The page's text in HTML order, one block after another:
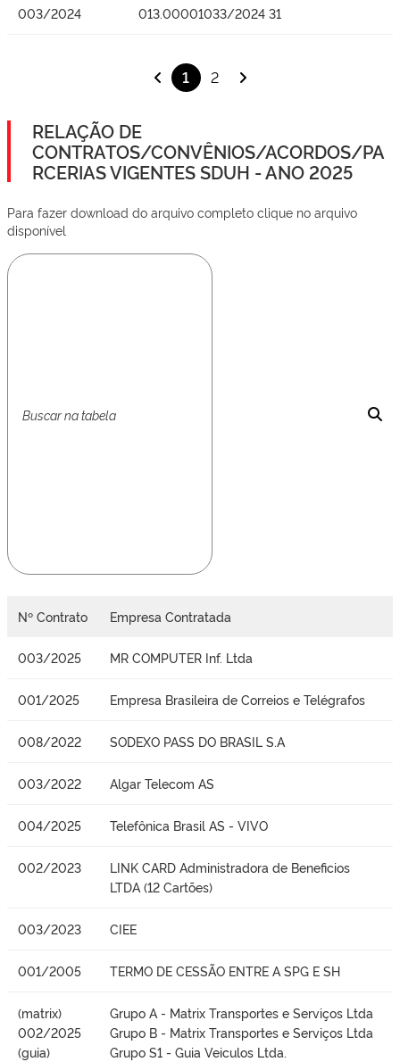
003/2024 013.00001033/2024 31
1 2
RELAÇÃO DE
CONTRATOS/CONVÊNIOS/ACORDOS/PA
RCERIAS VIGENTES SDUH - ANO 2025
Para fazer download do arquivo completo clique no arquivo
disponível
Nº Contrato Empresa Contratada
003/2025 MR COMPUTER Inf. Ltda
001/2025 Empresa Brasileira de Correios e Telégrafos
008/2022 SODEXO PASS DO BRASIL S.A
003/2022 Algar Telecom AS
004/2025 Telefônica Brasil AS - VIVO
002/2023
LINK CARD Administradora de Beneficios
LTDA (12 Cartões)
003/2023 CIEE
001/2005 TERMO DE CESSÃO ENTRE A SPG E SH
(matrix)
002/2025
(guia)
Grupo A - Matrix Transportes e Serviços Ltda
Grupo B - Matrix Transportes e Serviços Ltda
Grupo S1 - Guia Veiculos Ltda.